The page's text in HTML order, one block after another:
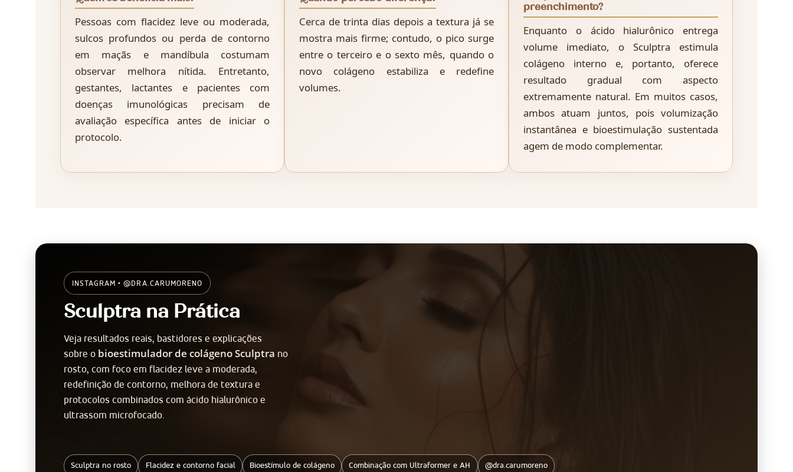
Pessoas com flacidez leve ou moderada,
sulcos profundos ou perda de contorno
em maçãs e mandíbula costumam
observar melhora nítida. Entretanto,
gestantes, lactantes e pacientes com
doenças imunológicas precisam de
avaliação específica antes de iniciar o
protocolo.
Cerca de trinta dias depois a textura já se
mostra mais firme; contudo, o pico surge
entre o terceiro e o sexto mês, quando o
novo colágeno estabiliza e redefine
volumes.
preenchimento?
Enquanto o ácido hialurônico entrega
volume imediato, o Sculptra estimula
colágeno interno e, portanto, oferece
resultado gradual com aspecto
extremamente natural. Em muitos casos,
ambos atuam juntos, pois volumização
instantânea e bioestimulação sustentada
agem de modo complementar.
INSTAGRAM • @DRA.CARUMORENO
Sculptra na Prática
Veja resultados reais, bastidores e explicações
sobre o bioestimulador de colágeno Sculptra no
rosto, com foco em flacidez leve a moderada,
redefinição de contorno, melhora de textura e
protocolos combinados com ácido hialurônico e
ultrassom microfocado.
Sculptra no rosto Flacidez e contorno facial Bioestímulo de colágeno Combinação com Ultraformer e AH @dra.carumoreno
@dra.carumoreno